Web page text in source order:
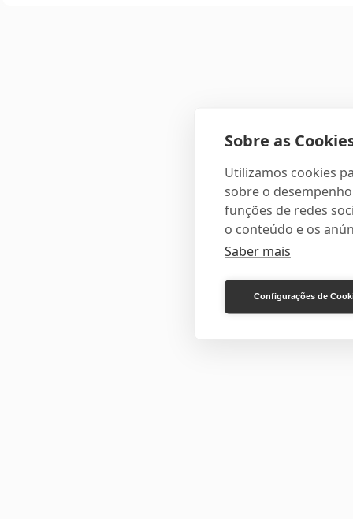
Sobre as
Utilizamos cookies
sobre o
funções de redes
o conteúdo e os
Saber mais
Configurações de